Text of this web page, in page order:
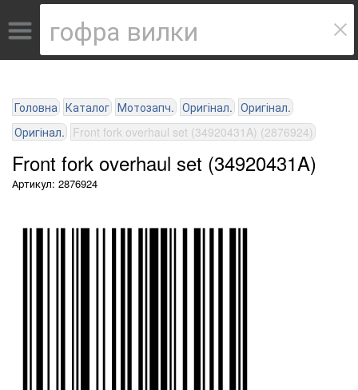
Головна Каталог Мотозапч. Оригінал. Оригінал.
Оригінал. Front fork overhaul set (34920431A) (2876924)
Front fork overhaul set (34920431A)
Артикул: 2876924